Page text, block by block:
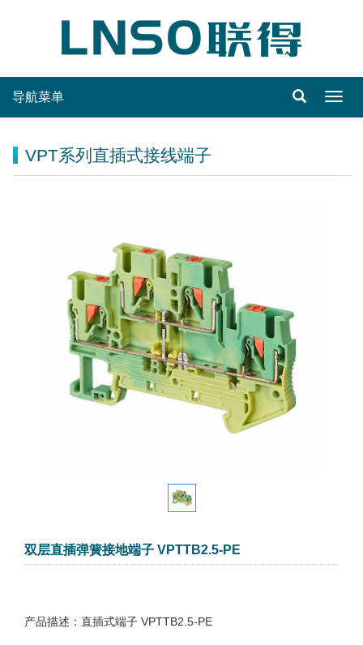
导航菜单
VPT系列直插式接线端子
双层直插弹簧接地端子 VPTTB2.5-PE
产品描述：直插式端子 VPTTB2.5-PE